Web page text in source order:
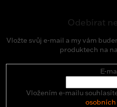
Odebírat
Vložte svůj e-mail a my vám
produktech na
E-
Vložením e-mailu